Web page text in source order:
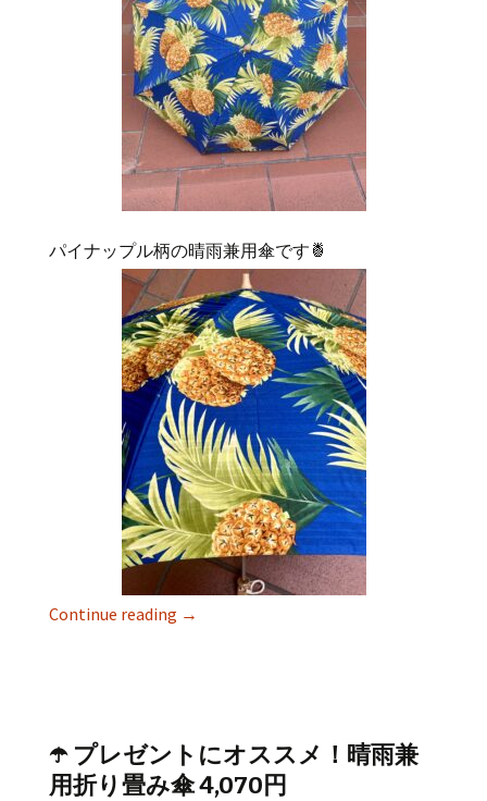
パイナップル柄の晴雨兼用傘です🍍
Continue reading →
☂️ プレゼントにオススメ！晴雨兼
用折り畳み傘 4,070円